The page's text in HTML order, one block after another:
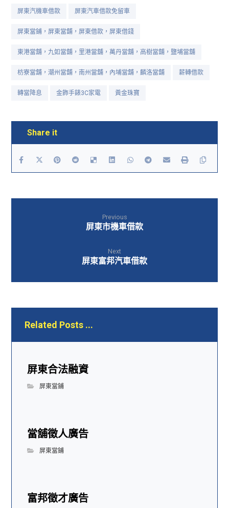
屏東汽機車借款 屏東汽車借款免留車
屏東當鋪，屏東當舖，屏東借款，屏東借錢
東港當舖，九如當舖，里港當舖，萬丹當舖，高樹當舖，鹽埔當舖
枋寮當舖，潮州當舖，南州當舖，內埔當舖，麟洛當舖 薪轉借款
轉當降息 金飾手錶3C家電 黃金珠寶
Previous
屏東市機車借款
Next
屏東富邦汽車借款
Related Posts ...
屏東合法融資
屏東當鋪
當舖徵人廣告
屏東當鋪
富邦徵才廣告